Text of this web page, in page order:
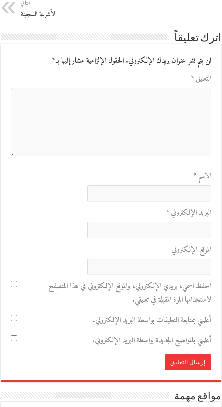
التالي
الأشرعة السجينة
اترك تعليقاً
لن يتم نشر عنوان بريدك الإلكتروني.الحقول الإلزامية مشار إليها بـ*
التعليق*
الاسم*
البريد الإلكتروني*
الموقع الإلكتروني
احفظ اسمي، بريدي الإلكتروني، والموقع الإلكتروني في هذا المتصفح
لاستخدامها المرة المقبلة في تعليقي.
أعلمني بمتابعة التعليقات بواسطة البريد الإلكتروني.
أعلمني بالمواضيع الجديدة بواسطة البريد الإلكتروني.
مواقع مهمة